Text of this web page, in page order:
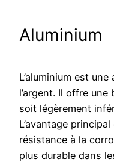
Aluminium
L’aluminium est
l’argent. Il offre une
soit légèrement
L’avantage
résistance à la
plus durable dans